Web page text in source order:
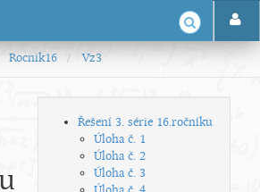
Rocnik16 Vz3
Řešení 3. série 16.ročníku
Úloha č. 1
Úloha č. 2
Úloha č. 3